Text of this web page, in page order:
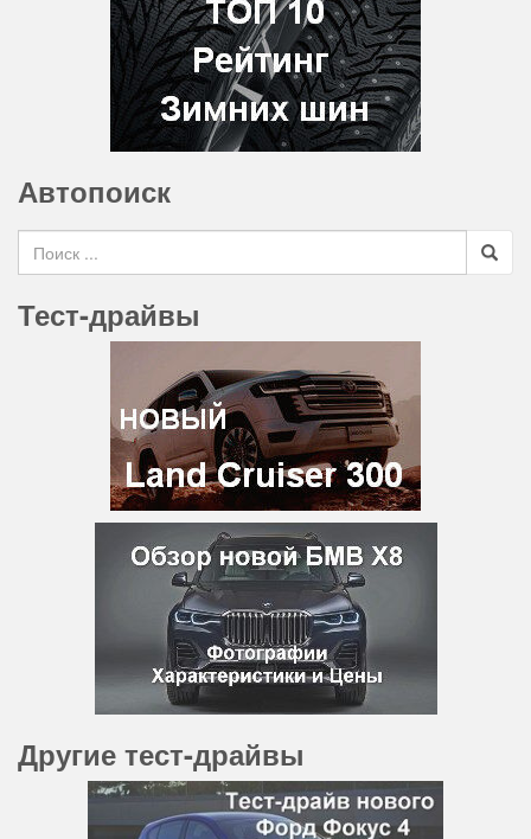
Автопоиск
Search for
Тест-драйвы
Другие тест-драйвы